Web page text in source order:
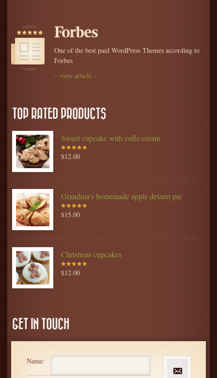
One of the best paid WordPress Themes according to
Forbes
– view article –
TOP RATED PRODUCTS
Sweet cupcake with coffe cream
Rated
5.00out
$12.00
Grandma's homemade apple dessert pie
Rated
5.00out
$15.00
Christmas cupcakes
Rated
5.00out
$12.00
GET IN TOUCH
Name: